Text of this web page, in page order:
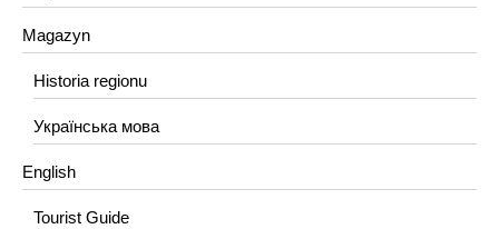
Magazyn
Historia regionu
Українська мова
English
Tourist Guide